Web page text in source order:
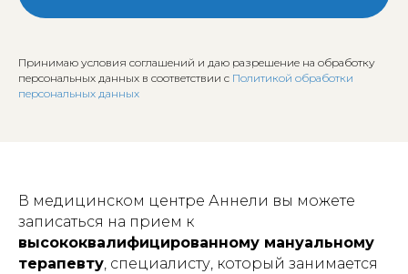
Принимаю условия соглашений и даю разрешение на обработку
персональных данных в соответствии с Политикой обработки
персональных данных
В медицинском центре Аннели вы можете
записаться на прием к
высококвалифицированному мануальному
терапевту , специалисту, который занимается